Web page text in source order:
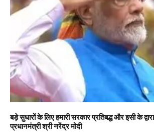
बड़े सुधारों के लिए हमारी सरकार प्रतिबद्ध और इसी के
प्रधानमंत्री श्री नरेंद्र मोदी